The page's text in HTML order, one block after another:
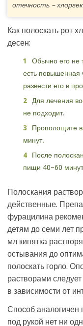
отечность –
Как полоскать рот
десен:
Обычно его не
есть повышенная
развести его в
Для лечения
не подходит.
Прополощите
минут.
После
пищи 40–60
Полоскания
действенные.
фурацилина
детям до семи лет
мл кипятка
остывания до
полоскать горло.
растворами
в зависимости от
Способ аналогичен
под рукой нет ни